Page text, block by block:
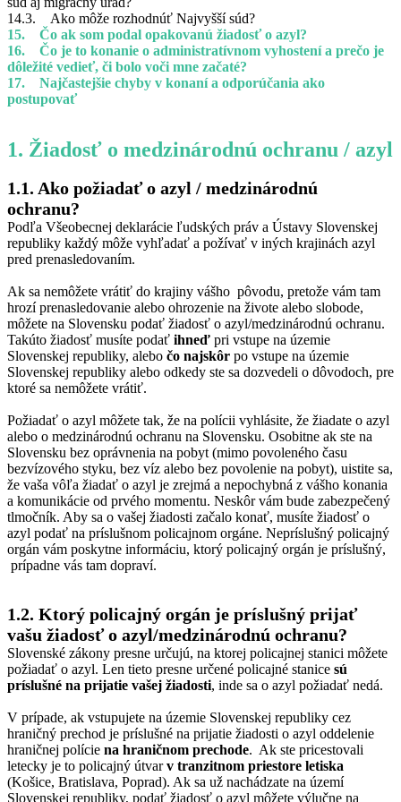
14.3. Ako môže rozhodnúť Najvyšší súd?
15. Čo ak som podal opakovanú žiadosť o azyl?
16. Čo je to konanie o administratívnom vyhostení a prečo je
dôležité vedieť, či bolo voči mne začaté?
17. Najčastejšie chyby v konaní a odporúčania ako
postupovať
1. Žiadosť o medzinárodnú ochranu / azyl
1.1. Ako požiadať o azyl / medzinárodnú
ochranu?
Podľa Všeobecnej deklarácie ľudských práv a Ústavy Slovenskej
republiky každý môže vyhľadať a požívať v iných krajinách azyl
pred prenasledovaním.
Ak sa nemôžete vrátiť do krajiny vášho pôvodu, pretože vám tam
hrozí prenasledovanie alebo ohrozenie na živote alebo slobode,
môžete na Slovensku podať žiadosť o azyl/medzinárodnú ochranu.
Takúto žiadosť musíte podať ihneď pri vstupe na územie
Slovenskej republiky, alebo čo najskôr po vstupe na územie
Slovenskej republiky alebo odkedy ste sa dozvedeli o dôvodoch, pre
ktoré sa nemôžete vrátiť.
Požiadať o azyl môžete tak, že na polícii vyhlásite, že žiadate o azyl
alebo o medzinárodnú ochranu na Slovensku. Osobitne ak ste na
Slovensku bez oprávnenia na pobyt (mimo povoleného času
bezvízového styku, bez víz alebo bez povolenie na pobyt), uistite sa,
že vaša vôľa žiadať o azyl je zrejmá a nepochybná z vášho konania
a komunikácie od prvého momentu. Neskôr vám bude zabezpečený
tlmočník. Aby sa o vašej žiadosti začalo konať, musíte žiadosť o
azyl podať na príslušnom policajnom orgáne. Nepríslušný policajný
orgán vám poskytne informáciu, ktorý policajný orgán je príslušný,
prípadne vás tam dopraví.
1.2. Ktorý policajný orgán je príslušný prijať
vašu žiadosť o azyl/medzinárodnú ochranu?
Slovenské zákony presne určujú, na ktorej policajnej stanici môžete
požiadať o azyl. Len tieto presne určené policajné stanice sú
príslušné na prijatie vašej žiadosti, inde sa o azyl požiadať nedá.
V prípade, ak vstupujete na územie Slovenskej republiky cez
hraničný prechod je príslušné na prijatie žiadosti o azyl oddelenie
hraničnej polície na hraničnom prechode. Ak ste pricestovali
letecky je to policajný útvarv tranzitnom priestore letiska
(Košice, Bratislava, Poprad). Ak sa už nachádzate na území
Slovenskej republiky, podať žiadosť o azyl môžete výlučne na